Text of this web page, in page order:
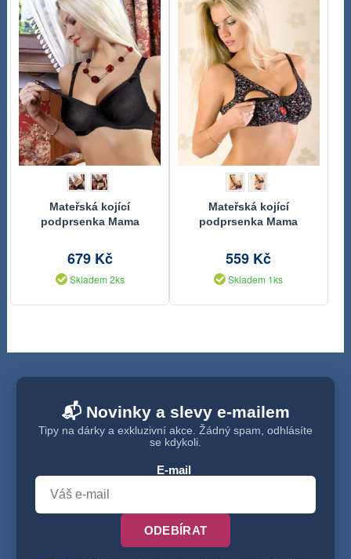
Mateřská kojící
podprsenka Mama
679 Kč
Skladem 2ks
Mateřská kojící
podprsenka Mama
559 Kč
Skladem 1ks
📬 Novinky a slevy e-mailem
Tipy na dárky a exkluzivní akce. Žádný spam, odhlásíte
se kdykoli.
E-mail
ODEBÍRAT